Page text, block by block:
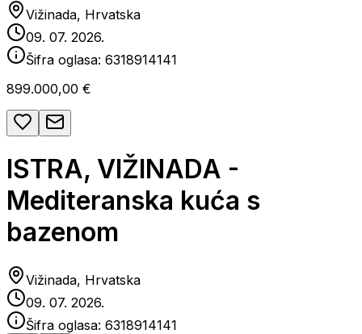
Vižinada, Hrvatska
09. 07. 2026.
Šifra oglasa: 6318914141
899.000,00 €
ISTRA, VIŽINADA -
Mediteranska kuća s
bazenom
Vižinada, Hrvatska
09. 07. 2026.
Šifra oglasa: 6318914141